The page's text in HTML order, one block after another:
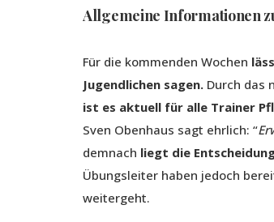
Allgemeine Informationen
Für die kommenden Wochen
Jugendlichen sagen. Durch das
ist es aktuell für alle Trainer
Sven Obenhaus sagt ehrlich: “
demnach liegt die
Übungsleiter haben jedoch
weitergeht.